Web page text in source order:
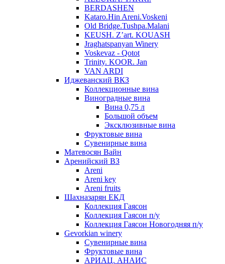
BERDASHEN
Kataro.Hin Areni.Voskeni
Old Bridge.Tushpa.Malani
KEUSH. Z’art. KOUASH
Jraghatspanyan Winery
Voskevaz - Qotot
Trinity. KOOR. Jan
VAN ARDI
Иджеванский ВКЗ
Коллекционные вина
Виноградные вина
Вина 0,75 л
Большой объем
Эксклюзивные вина
Фруктовые вина
Cувенирные вина
Матевосян Вайн
Аренийский ВЗ
Areni
Areni key
Areni fruits
Шахназарян ЕКД
Коллекция Гаясон
Коллекция Гаясон п/у
Коллекция Гаясон Новогодняя п/у
Gevorkian winery
Сувенирные вина
Фруктовые вина
АРИАЦ. АНАИС